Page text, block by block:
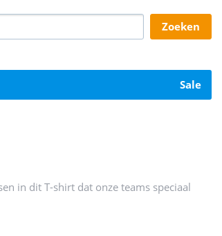
zoeken
sale
in dit T-shirt dat onze teams speciaal